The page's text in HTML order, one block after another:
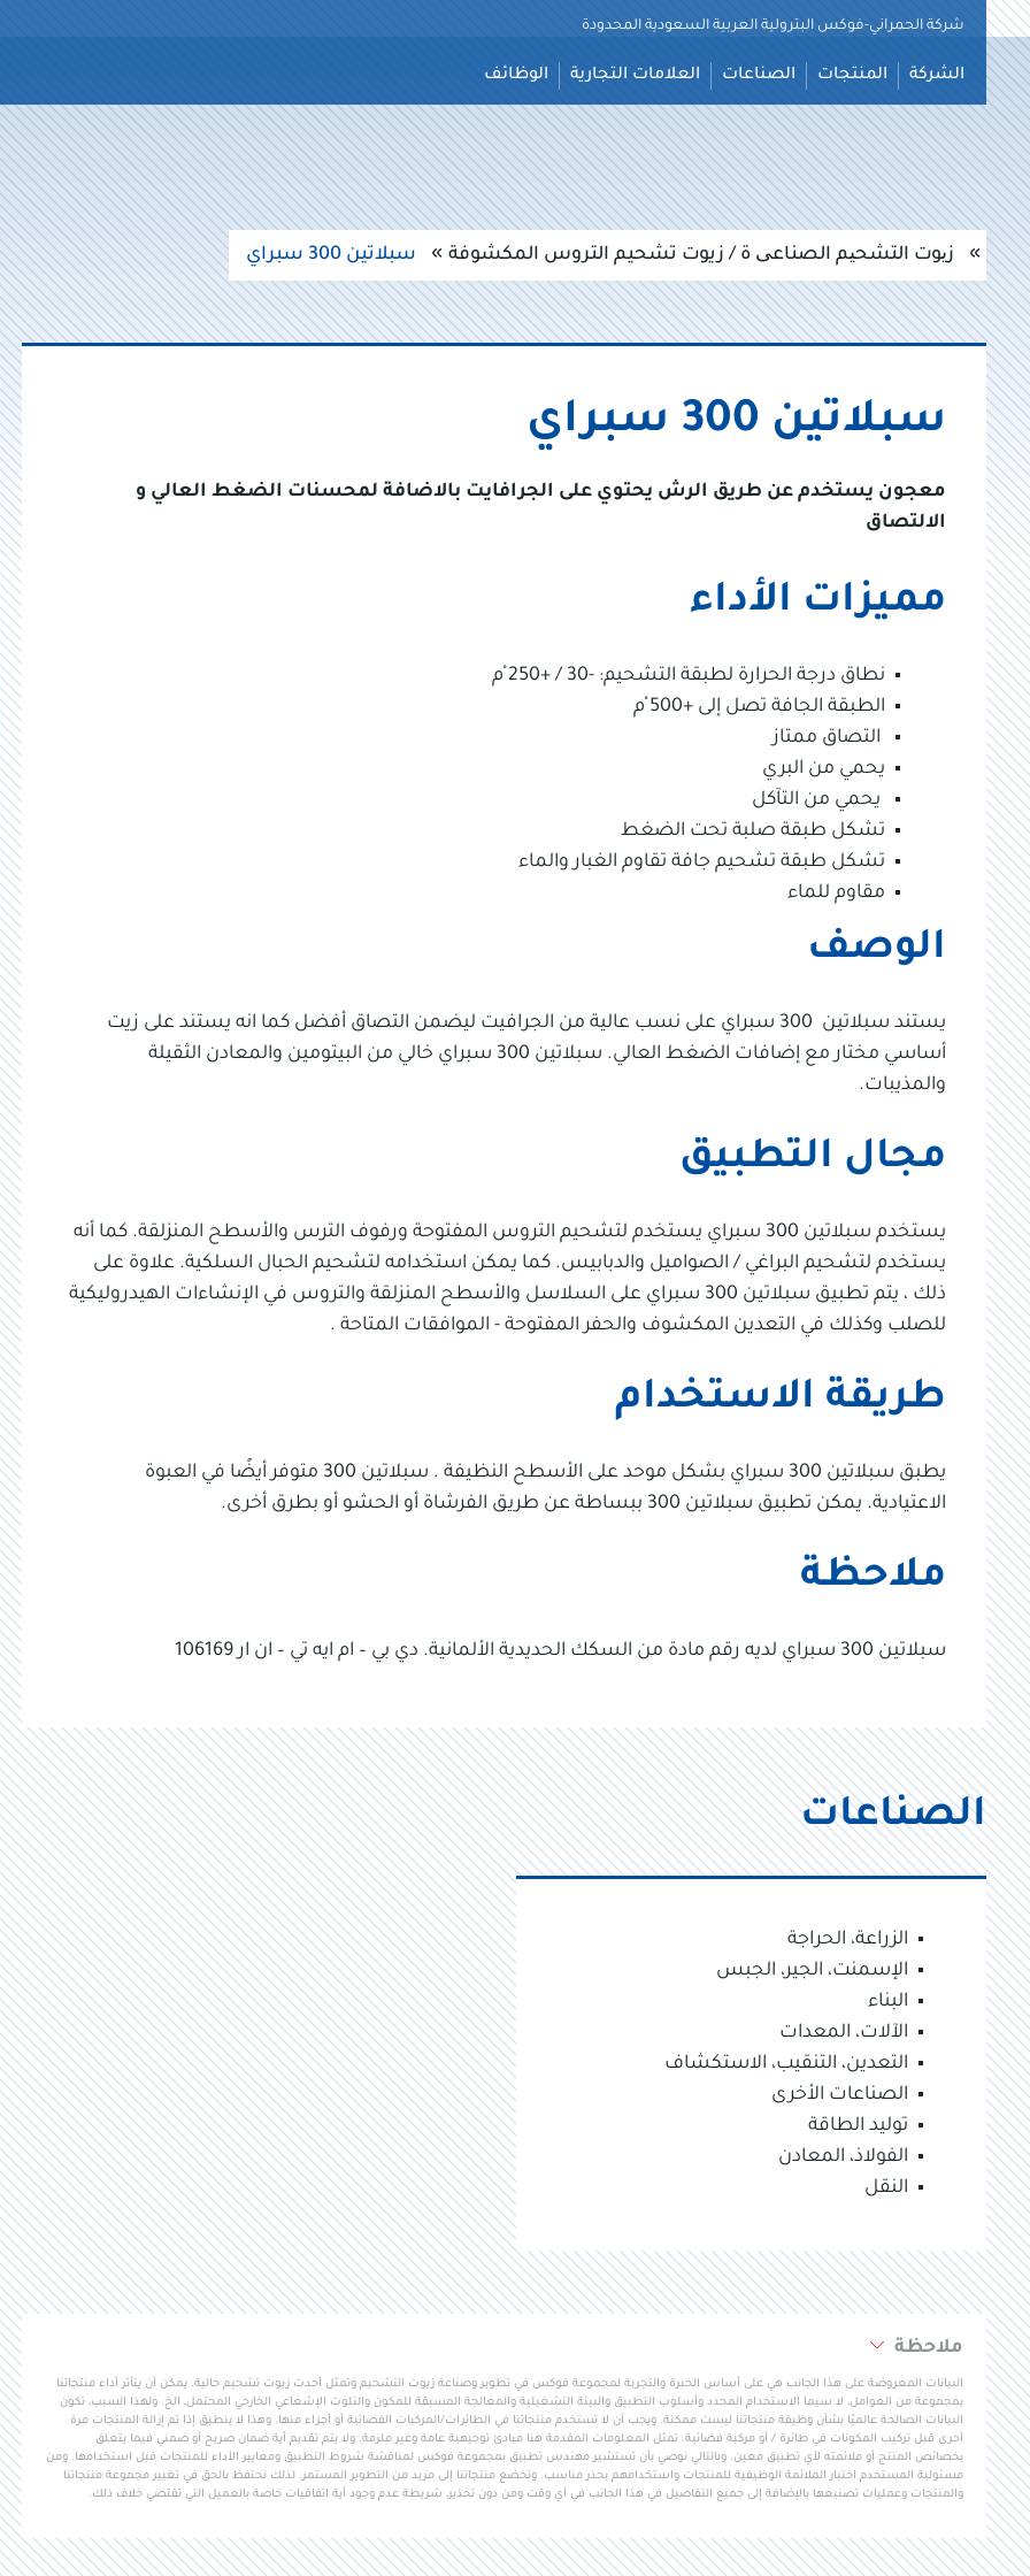
انتقل
إلى
المحتوى
شركة الحمراني-فوكس البترولية العربية السعودية المحدودة
الشركة المنتجات الصناعات العلامات التجارية الوظائف
زیوت التشحیم الصناعی ة / زيوت تشحيم التروس المكشوفة سبلاتين 300 سبراي
سبلاتين 300 سبراي
معجون يستخدم عن طريق الرش يحتوي على الجرافايت بالاضافة لمحسنات الضغط العالي و
الالتصاق
مميزات الأداء
نطاق درجة الحرارة لطبقة التشحيم: -30 / +250 ْم
الطبقة الجافة تصل إلى +500 ْم
التصاق ممتاز
يحمي من البري
يحمي من التآكل
تشكل طبقة صلبة تحت الضغط
تشكل طبقة تشحيم جافة تقاوم الغبار والماء
مقاوم للماء
الوصف
يستند سبلاتين 300 سبراي على نسب عالية من الجرافيت ليضمن التصاق أفضل كما انه يستند على زيت
أساسي مختار مع إضافات الضغط العالي. سبلاتين 300 سبراي خالي من البيتومين والمعادن الثقيلة
والمذيبات.
مجال التطبيق
يستخدم سبلاتين 300 سبراي يستخدم لتشحيم التروس المفتوحة ورفوف الترس والأسطح المنزلقة. كما أنه
يستخدم لتشحيم البراغي / الصواميل والدبابيس. كما يمكن استخدامه لتشحيم الحبال السلكية. علاوة على
ذلك ، يتم تطبيق سبلاتين 300 سبراي على السلاسل والأسطح المنزلقة والتروس في الإنشاءات الهيدروليكية
للصلب وكذلك في التعدين المكشوف والحفر المفتوحة - الموافقات المتاحة .
طريقة الاستخدام
يطبق سبلاتين 300 سبراي بشكل موحد على الأسطح النظيفة . سبلاتين 300 متوفر أيضًا في العبوة
الاعتيادية. يمكن تطبيق سبلاتين 300 ببساطة عن طريق الفرشاة أو الحشو أو بطرق أخرى.
ملاحظة
سبلاتين 300 سبراي لديه رقم مادة من السكك الحديدية الألمانية. دي بي – ام ايه تي – ان ار 106169
الصناعات
الزراعة، الحراجة
الإسمنت، الجير، الجبس
البناء
الآلات، المعدات
التعدين، التنقيب، الاستكشاف
الصناعات الأخرى
توليد الطاقة
الفولاذ، المعادن
النقل
ملاحظة
البيانات المعروضة على هذا الجانب هي على أساس الخبرة والتجربة لمجموعة فوكس في تطوير وصناعة زيوت التشحيم وتمثل أحدث زيوت تشحيم حالية. يمكن أن يتأثر أداء منتجاتنا
بمجموعة من العوامل، لا سيما الاستخدام المحدد وأسلوب التطبيق والبيئة التشغيلية والمعالجة المسبقة للمكون والتلوث الإشعاعي الخارجي المحتمل، الخ. ولهذا السبب، تكون
البيانات الصالحة عالميًا بشأن وظيفة منتجاتنا ليست ممكنة. ويجب أن لا تستخدم منتجاتنا في الطائرات/المركبات الفضائية أو أجزاء منها. وهذا لا ينطبق إذا تم إزالة المنتجات مرة
أخرى قبل تركيب المكونات في طائرة / أو مركبة فضائية. تمثل المعلومات المقدمة هنا مبادئ توجيهية عامة وغير ملزمة. ولا يتم تقديم أية ضمان صريح أو ضمني فيما يتعلق
بخصائص المنتج أو ملائمته لأي تطبيق معين. وبالتالي نوصي بأن تستشير مهندس تطبيق بمجموعة فوكس لمناقشة شروط التطبيق ومعايير الأداء للمنتجات قبل استخدامها. ومن
مسئولية المستخدم اختبار الملائمة الوظيفية للمنتجات واستخدامهم بحذر مناسب. وتخضع منتجاتنا إلى مزيد من التطوير المستمر. لذلك نحتفظ بالحق في تغيير مجموعة منتجاتنا
والمنتجات وعمليات تصنيعها بالإضافة إلى جميع التفاصيل في هذا الجانب في أي وقت ومن دون تحذير، شريطة عدم وجود أية اتفاقيات خاصة بالعميل التي تقتضي خلاف ذلك.